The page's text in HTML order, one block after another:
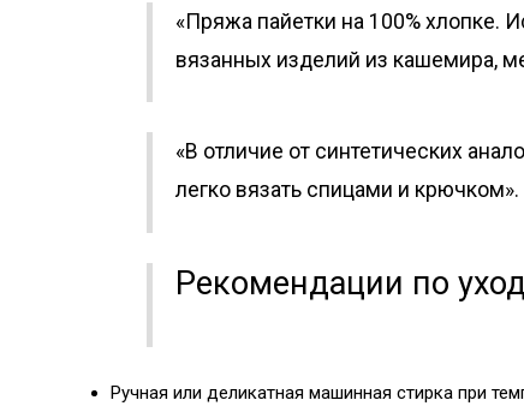
«Пряжа пайетки на 100% хлопке.
вязанных изделий из кашемира,
«В отличие от синтетических
легко вязать спицами и крючком».
Рекомендации по
Ручная или деликатная машинная стирка при